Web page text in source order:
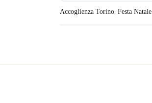
Accoglienza Torino, Festa Natale